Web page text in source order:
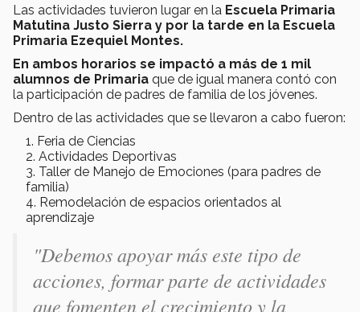
Las actividades tuvieron lugar en la Escuela Primaria
Matutina Justo Sierra y por la tarde en la Escuela
Primaria Ezequiel Montes.
En ambos horarios se impactó a más de 1 mil
alumnos de Primaria que de igual manera contó con
la participación de padres de familia de los jóvenes.
Dentro de las actividades que se llevaron a cabo fueron:
Feria de Ciencias
Actividades Deportivas
Taller de Manejo de Emociones (para padres de
familia)
Remodelación de espacios orientados al
aprendizaje
"Debemos apoyar más este tipo de
acciones, formar parte de actividades
que fomenten el crecimiento y la